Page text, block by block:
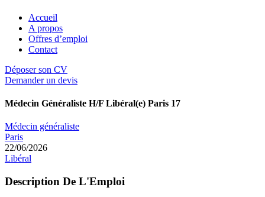
Accueil
A propos
Offres d’emploi
Contact
Déposer son CV
Demander un devis
Médecin Généraliste H/F Libéral(e) Paris 17
Médecin généraliste
Paris
22/06/2026
Libéral
Description De L'Emploi